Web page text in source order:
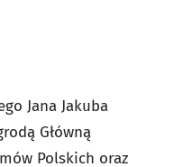
Jana Jakuba
Główną
Polskich oraz